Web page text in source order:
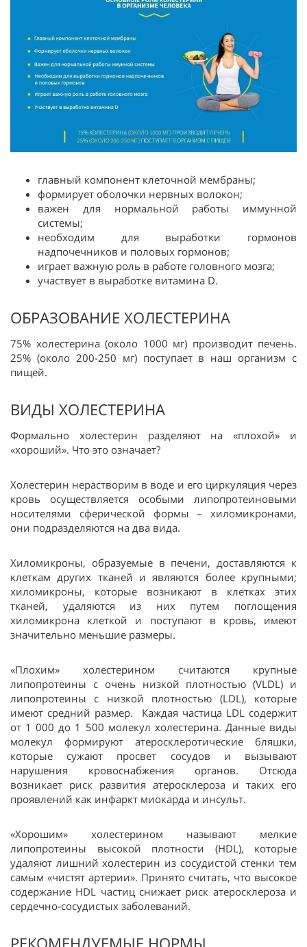
главный компонент клеточной мембраны;
формирует оболочки нервных волокон;
важен для нормальной работы иммунной
системы;
необходим для выработки гормонов
надпочечников и половых гормонов;
играет важную роль в работе головного мозга;
участвует в выработке витамина D.
ОБРАЗОВАНИЕ ХОЛЕСТЕРИНА
75% холестерина (около 1000 мг) производит печень.
25% (около 200-250 мг) поступает в наш организм с
пищей.
ВИДЫ ХОЛЕСТЕРИНА
Формально холестерин разделяют на «плохой» и
«хороший». Что это означает?
Холестерин нерастворим в воде и его циркуляция через
кровь осуществляется особыми липопротеиновыми
носителями сферической формы – хиломикронами,
они подразделяются на два вида.
Хиломикроны, образуемые в печени, доставляются к
клеткам других тканей и являются более крупными;
хиломикроны, которые возникают в клетках этих
тканей, удаляются из них путем поглощения
хиломикрона клеткой и поступают в кровь, имеют
значительно меньшие размеры.
«Плохим» холестерином считаются крупные
липопротеины с очень низкой плотностью (VLDL) и
липопротеины с низкой плотностью (LDL), которые
имеют средний размер. Каждая частица LDL содержит
от 1 000 до 1 500 молекул холестерина. Данные виды
молекул формируют атеросклеротические бляшки,
которые сужают просвет сосудов и вызывают
нарушения кровоснабжения органов. Отсюда
возникает риск развития атеросклероза и таких его
проявлений как инфаркт миокарда и инсульт.
«Хорошим» холестерином называют мелкие
липопротеины высокой плотности (HDL), которые
удаляют лишний холестерин из сосудистой стенки тем
самым «чистят артерии». Принято считать, что высокое
содержание HDL частиц снижает риск атеросклероза и
сердечно-сосудистых заболеваний.